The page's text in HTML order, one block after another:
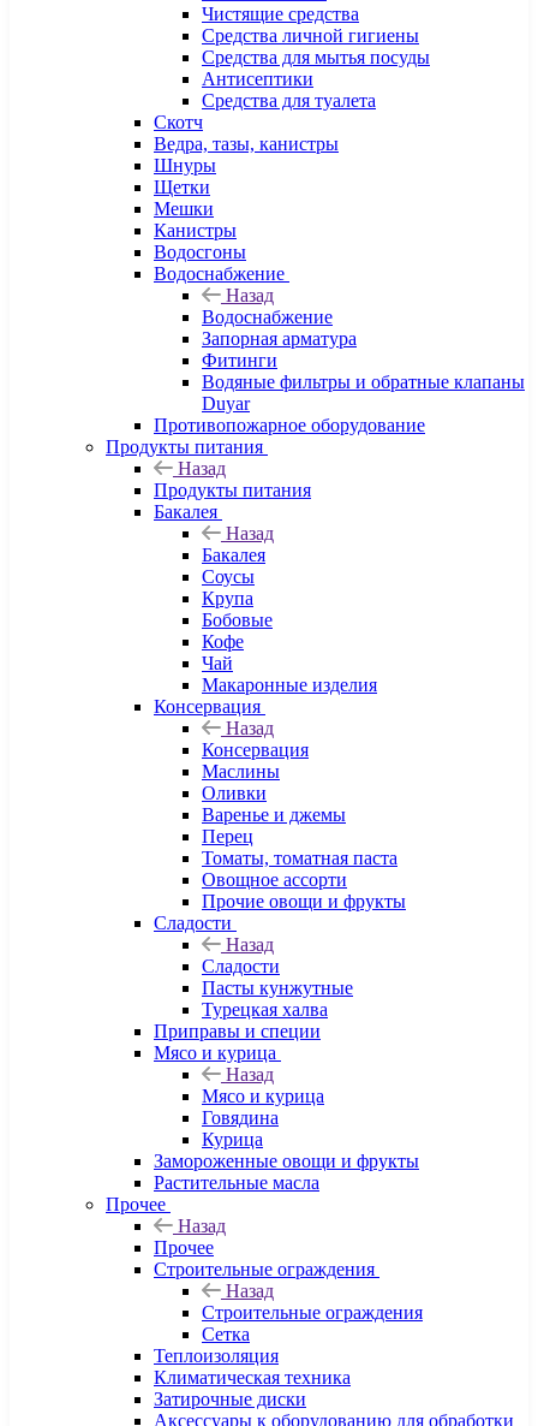
Чистящие средства
Средства личной гигиены
Средства для мытья посуды
Антисептики
Средства для туалета
Скотч
Ведра, тазы, канистры
Шнуры
Щетки
Мешки
Канистры
Водосгоны
Водоснабжение
Назад
Водоснабжение
Запорная арматура
Фитинги
Водяные фильтры и обратные клапаны
Duyar
Противопожарное оборудование
Продукты питания
Назад
Продукты питания
Бакалея
Назад
Бакалея
Соусы
Крупа
Бобовые
Кофе
Чай
Макаронные изделия
Консервация
Назад
Консервация
Маслины
Оливки
Варенье и джемы
Перец
Томаты, томатная паста
Овощное ассорти
Прочие овощи и фрукты
Сладости
Назад
Сладости
Пасты кунжутные
Турецкая халва
Приправы и специи
Мясо и курица
Назад
Мясо и курица
Говядина
Курица
Замороженные овощи и фрукты
Растительные масла
Прочее
Назад
Прочее
Строительные ограждения
Назад
Строительные ограждения
Сетка
Теплоизоляция
Климатическая техника
Затирочные диски
Аксессуары к оборудованию для обработки